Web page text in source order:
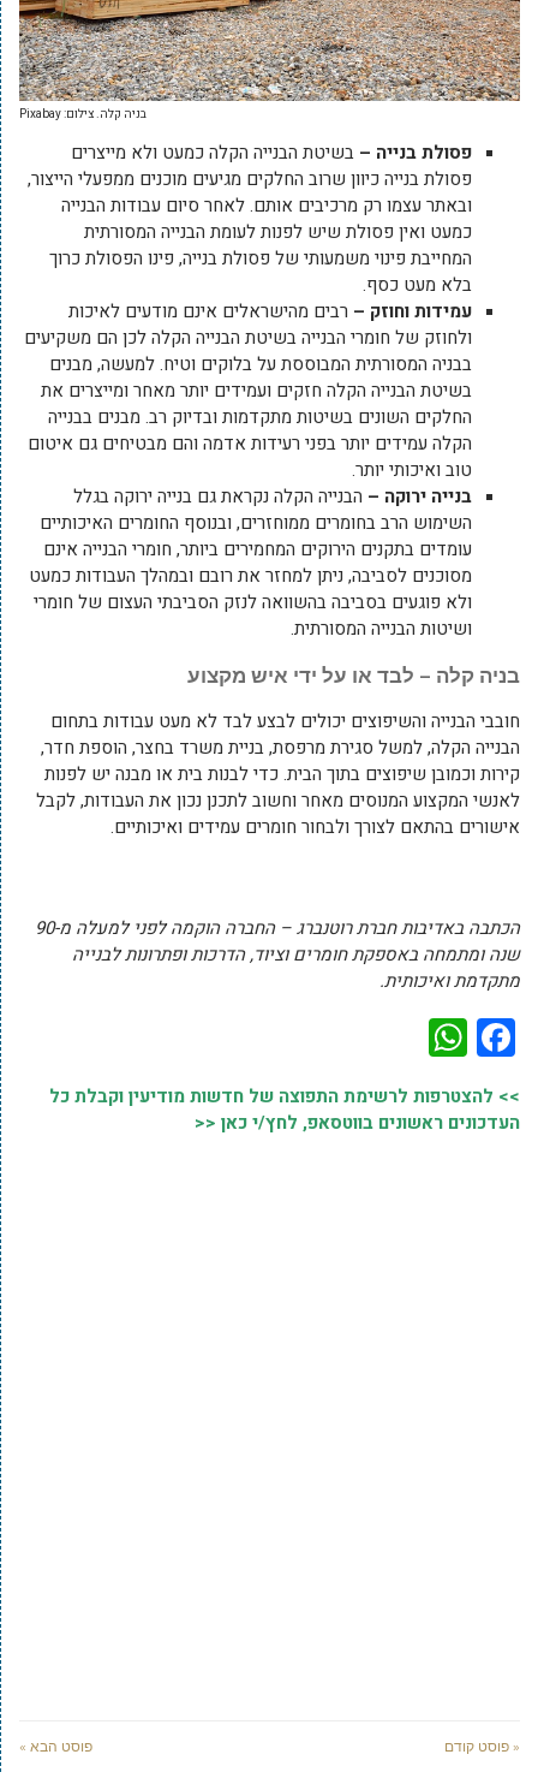
בניה קלה. צילום: Pixabay
פסולת בנייה – בשיטת הבנייה הקלה כמעט ולא מייצרים
פסולת בנייה כיוון שרוב החלקים מגיעים מוכנים ממפעלי הייצור,
ובאתר עצמו רק מרכיבים אותם. לאחר סיום עבודות הבנייה
כמעט ואין פסולת שיש לפנות לעומת הבנייה המסורתית
המחייבת פינוי משמעותי של פסולת בנייה, פינו הפסולת כרוך
בלא מעט כסף.
עמידות וחוזק – רבים מהישראלים אינם מודעים לאיכות
ולחוזק של חומרי הבנייה בשיטת הבנייה הקלה לכן הם משקיעים
בבניה המסורתית המבוססת על בלוקים וטיח. למעשה, מבנים
בשיטת הבנייה הקלה חזקים ועמידים יותר מאחר ומייצרים את
החלקים השונים בשיטות מתקדמות ובדיוק רב. מבנים בבנייה
הקלה עמידים יותר בפני רעידות אדמה והם מבטיחים גם איטום
טוב ואיכותי יותר.
בנייה ירוקה – הבנייה הקלה נקראת גם בנייה ירוקה בגלל
השימוש הרב בחומרים ממוחזרים, ובנוסף החומרים האיכותיים
עומדים בתקנים הירוקים המחמירים ביותר, חומרי הבנייה אינם
מסוכנים לסביבה, ניתן למחזר את רובם ובמהלך העבודות כמעט
ולא פוגעים בסביבה בהשוואה לנזק הסביבתי העצום של חומרי
ושיטות הבנייה המסורתית.
בניה קלה – לבד או על ידי איש מקצוע
חובבי הבנייה והשיפוצים יכולים לבצע לבד לא מעט עבודות בתחום
הבנייה הקלה, למשל סגירת מרפסת, בניית משרד בחצר, הוספת חדר,
קירות וכמובן שיפוצים בתוך הבית. כדי לבנות בית או מבנה יש לפנות
לאנשי המקצוע המנוסים מאחר וחשוב לתכנן נכון את העבודות, לקבל
אישורים בהתאם לצורך ולבחור חומרים עמידים ואיכותיים.
הכתבה באדיבות חברת רוטנברג – החברה הוקמה לפני למעלה מ-90
שנה ומתמחה באספקת חומרים וציוד, הדרכות ופתרונות לבנייה
מתקדמת ואיכותית.
Facebook
>> להצטרפות לרשימת התפוצה של חדשות מודיעין וקבלת כל
העדכונים ראשונים בווטסאפ, לחץ/י כאן <<
« פוסט קודם פוסט הבא »